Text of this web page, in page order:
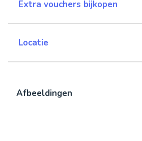
Extra vouchers bijkopen
Locatie
Afbeeldingen